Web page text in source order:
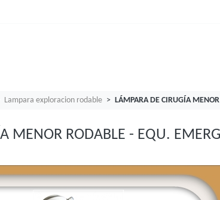
Lampara exploracion rodable LÁMPARA DE CIRUGÍA
MENOR RODABLE - EQU.